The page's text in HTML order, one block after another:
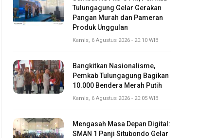
Tulungagung Gelar Gerakan
Pangan Murah dan Pameran
Produk Unggulan
Kamis, 6 Agustus 2026 - 20:10 WIB
Bangkitkan Nasionalisme,
Pemkab Tulungagung Bagikan
10.000 Bendera Merah Putih
Kamis, 6 Agustus 2026 - 20:05 WIB
Mengasah Masa Depan Digital:
SMAN 1 Panji Situbondo Gelar